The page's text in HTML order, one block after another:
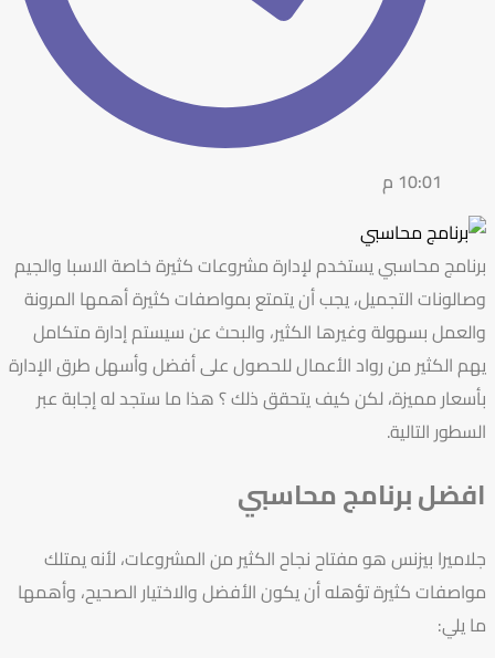
10:01 م
برنامج محاسبي يستخدم لإدارة مشروعات كثيرة خاصة الاسبا والجيم
وصالونات التجميل، يجب أن يتمتع بمواصفات كثيرة أهمها المرونة
والعمل بسهولة وغيرها الكثير، والبحث عن سيستم إدارة متكامل
يهم الكثير من رواد الأعمال للحصول على أفضل وأسهل طرق الإدارة
بأسعار مميزة، لكن كيف يتحقق ذلك ؟ هذا ما ستجد له إجابة عبر
السطور التالية.
افضل برنامج محاسبي
جلاميرا بيزنس هو مفتاح نجاح الكثير من المشروعات، لأنه يمتلك
مواصفات كثيرة تؤهله أن يكون الأفضل والاختيار الصحيح، وأهمها
ما يلي: